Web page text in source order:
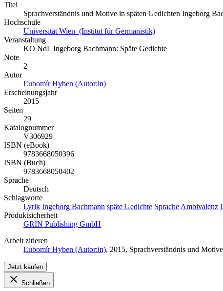
Titel
Sprachverständnis und Motive in späten Gedichten Ingeborg
Hochschule
Universität Wien (Institut für Germanistik)
Veranstaltung
KO NdL Ingeborg Bachmann: Späte Gedichte
Note
2
Autor
Ľubomír Hyben (Autor:in)
Erscheinungsjahr
2015
Seiten
29
Katalognummer
V306929
ISBN (eBook)
9783668050396
ISBN (Buch)
9783668050402
Sprache
Deutsch
Schlagworte
Lyrik Ingeborg Bachmann späte Gedichte Sprache Ambivalenz
Produktsicherheit
GRIN Publishing GmbH
Arbeit zitieren
Ľubomír Hyben (Autor:in), 2015, Sprachverständnis und
Jetzt kaufen
Schließen